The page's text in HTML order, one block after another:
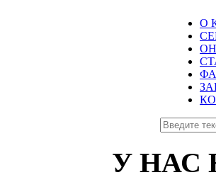
О
У НАС